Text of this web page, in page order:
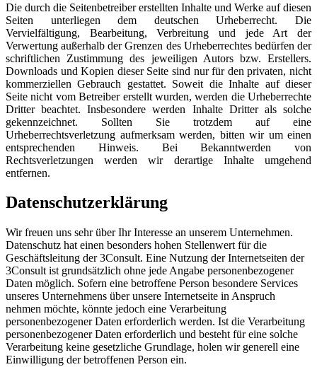
Die durch die Seitenbetreiber erstellten Inhalte und Werke auf diesen
Seiten unterliegen dem deutschen Urheberrecht. Die
Vervielfältigung, Bearbeitung, Verbreitung und jede Art der
Verwertung außerhalb der Grenzen des Urheberrechtes bedürfen der
schriftlichen Zustimmung des jeweiligen Autors bzw. Erstellers.
Downloads und Kopien dieser Seite sind nur für den privaten, nicht
kommerziellen Gebrauch gestattet. Soweit die Inhalte auf dieser
Seite nicht vom Betreiber erstellt wurden, werden die Urheberrechte
Dritter beachtet. Insbesondere werden Inhalte Dritter als solche
gekennzeichnet. Sollten Sie trotzdem auf eine
Urheberrechtsverletzung aufmerksam werden, bitten wir um einen
entsprechenden Hinweis. Bei Bekanntwerden von
Rechtsverletzungen werden wir derartige Inhalte umgehend
entfernen.
Datenschutzerklärung
Wir freuen uns sehr über Ihr Interesse an unserem Unternehmen.
Datenschutz hat einen besonders hohen Stellenwert für die
Geschäftsleitung der 3Consult. Eine Nutzung der Internetseiten der
3Consult ist grundsätzlich ohne jede Angabe personenbezogener
Daten möglich. Sofern eine betroffene Person besondere Services
unseres Unternehmens über unsere Internetseite in Anspruch
nehmen möchte, könnte jedoch eine Verarbeitung
personenbezogener Daten erforderlich werden. Ist die Verarbeitung
personenbezogener Daten erforderlich und besteht für eine solche
Verarbeitung keine gesetzliche Grundlage, holen wir generell eine
Einwilligung der betroffenen Person ein.